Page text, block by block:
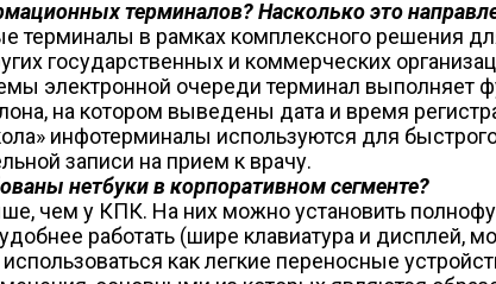
терминалов? Насколько это
в рамках комплексного решения
государственных и коммерческих
электронной очереди терминал выполняет
на котором выведены дата и время
инфотерминалы используются для
записи на прием к врачу.
нетбуки в корпоративном сегменте?
чем у КПК. На них можно установить
работать (шире клавиатура и
как легкие переносные